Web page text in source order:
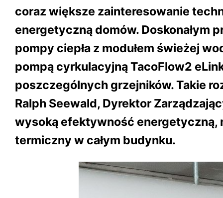
coraz większe zainteresowanie
energetyczną domów. Doskonałym
pompy ciepła z modułem świeżej
pompą cyrkulacyjną TacoFlow2
poszczególnych grzejników. Takie
Ralph Seewald, Dyrektor
wysoką efektywność
termiczny w całym budynku.